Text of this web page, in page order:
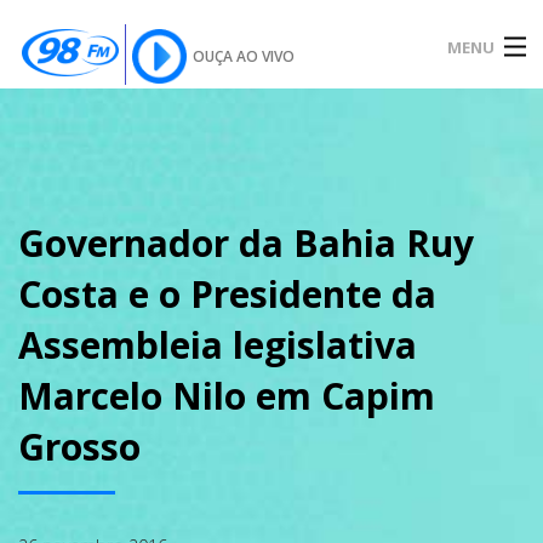
OUÇA AO VIVO MENU
SOBRE
PODCAST
Governador da Bahia Ruy
Costa e o Presidente da
Assembleia legislativa
Marcelo Nilo em Capim
Grosso